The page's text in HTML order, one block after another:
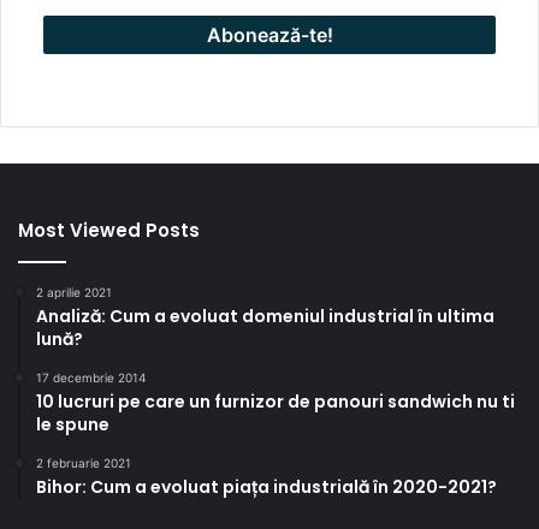
Most Viewed Posts
2 aprilie 2021
Analiză: Cum a evoluat domeniul industrial în ultima
lună?
17 decembrie 2014
10 lucruri pe care un furnizor de panouri sandwich nu ti
le spune
2 februarie 2021
Bihor: Cum a evoluat piața industrială în 2020-2021?